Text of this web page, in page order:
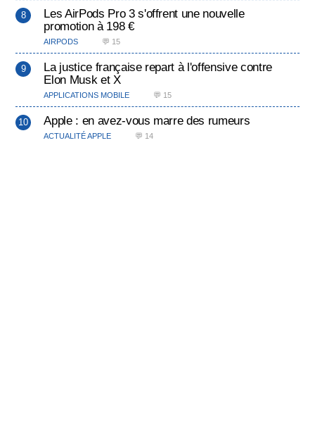
Les AirPods Pro 3 s'offrent une nouvelle
promotion à 198 €
AIRPODS 💬 15
La justice française repart à l'offensive contre
Elon Musk et X
APPLICATIONS MOBILE 💬 15
Apple : en avez-vous marre des rumeurs
ACTUALITÉ APPLE 💬 14